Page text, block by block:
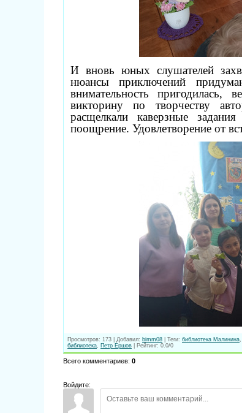
И вновь юных слушателей
нюансы приключений
внимательность пригодилась,
викторину по творчеству
расщелкали каверзные
поощрение. Удовлетворение от
Просмотров: 173 Добавил: bimm08 Теги: библиотека Малинина,
библиотека, Петр Ершов Рейтинг: 0.0/0
Всего комментариев: 0
Войдите: